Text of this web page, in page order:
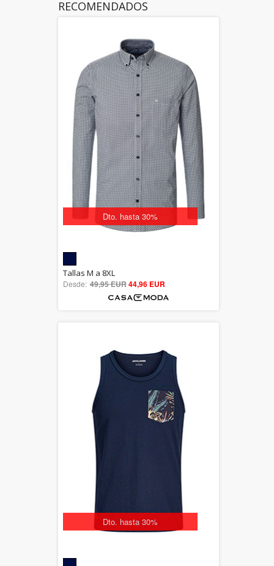
RECOMENDADOS
Dto. hasta 30%
out of 5
Tallas M a 8XL
Desde: 49,95 EUR44,96 EUR
Dto. hasta 30%